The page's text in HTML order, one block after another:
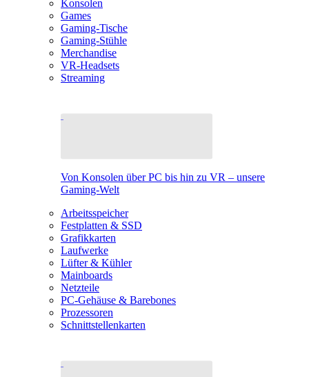
Konsolen
Games
Gaming-Tische
Gaming-Stühle
Merchandise
VR-Headsets
Streaming
Von Konsolen über PC bis hin zu VR – unsere
Gaming-Welt
Arbeitsspeicher
Festplatten & SSD
Grafikkarten
Laufwerke
Lüfter & Kühler
Mainboards
Netzteile
PC-Gehäuse & Barebones
Prozessoren
Schnittstellenkarten